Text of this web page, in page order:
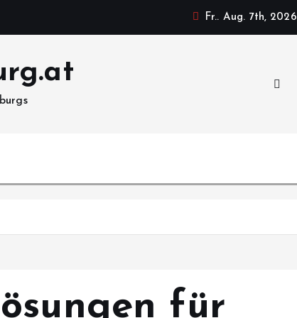
Fr.. Aug. 7th, 2026
für